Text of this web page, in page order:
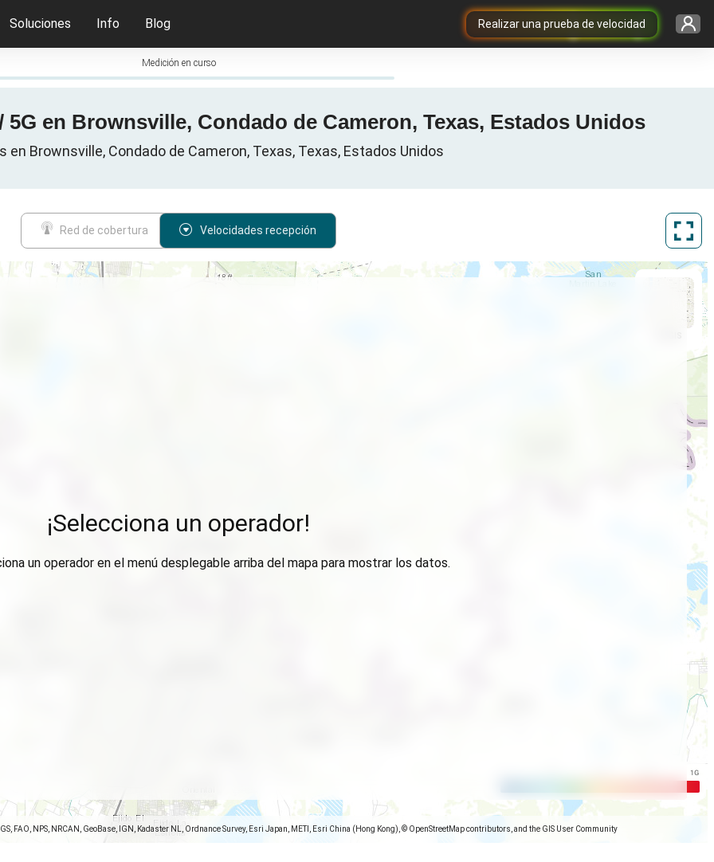
Realizar una prueba de velocidad
Soluciones Info Blog
Medición en curso
5G en Brownsville, Condado de Cameron, Texas, Estados Unidos
en Brownsville, Condado de Cameron, Texas, Texas, Estados Unidos
Red de cobertura Velocidades recepción
FAO, NPS, NRCAN, GeoBase, IGN, Kadaster NL, Ordnance Survey, Esri Japan, METI, Esri China (Hong Kong), © OpenStreetMap contributors, and the GIS User Community
¡Selecciona un operador!
un operador en el menú desplegable arriba del mapa para mostrar los datos.